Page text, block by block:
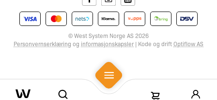
Mobile Menu
© West System Norge AS 2026
Personvernserklæring og informasjonskapsler | Kode og driftOptiflow AS